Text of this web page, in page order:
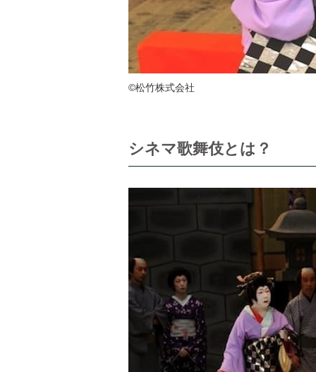
©松竹株式会社
シネマ歌舞伎とは？